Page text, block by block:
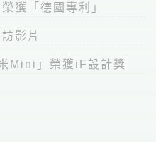
獲「德國專利」
影片
Mini」榮獲iF設計獎